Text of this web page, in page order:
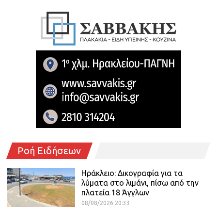
Ροή Ειδήσεων
Ηράκλειο: Δικογραφία για τα
λύματα στο λιμάνι, πίσω από την
πλατεία 18 Άγγλων
08/08/2026 20:33